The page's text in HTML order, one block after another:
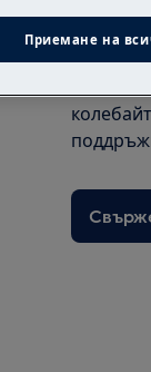
Ако не
можете
Приемане на